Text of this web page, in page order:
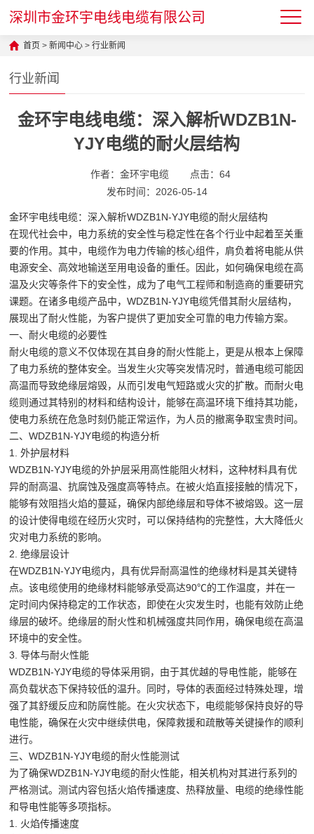
深圳市金环宇电线电缆有限公司
首页 >新闻中心 >行业新闻
行业新闻
金环宇电线电缆：深入解析WDZB1N-
YJY电缆的耐火层结构
作者：金环宇电缆 点击： 64
发布时间：2026-05-14
金环宇电线电缆：深入解析WDZB1N-YJY电缆的耐火层结构
在现代社会中，电力系统的安全性与稳定性在各个行业中起着至关重
要的作用。其中，电缆作为电力传输的核心组件，肩负着将电能从供
电源安全、高效地输送至用电设备的重任。因此，如何确保电缆在高
温及火灾等条件下的安全性，成为了电气工程师和制造商的重要研究
课题。在诸多电缆产品中，WDZB1N-YJY电缆凭借其耐火层结构，
展现出了耐火性能，为客户提供了更加安全可靠的电力传输方案。
一、耐火电缆的必要性
耐火电缆的意义不仅体现在其自身的耐火性能上，更是从根本上保障
了电力系统的整体安全。当发生火灾等突发情况时，普通电缆可能因
高温而导致绝缘层熔毁，从而引发电气短路或火灾的扩散。而耐火电
缆则通过其特别的材料和结构设计，能够在高温环境下维持其功能，
使电力系统在危急时刻仍能正常运作，为人员的撤离争取宝贵时间。
二、WDZB1N-YJY电缆的构造分析
1. 外护层材料
WDZB1N-YJY电缆的外护层采用高性能阻火材料，这种材料具有优
异的耐高温、抗腐蚀及强度高等特点。在被火焰直接接触的情况下，
能够有效阻挡火焰的蔓延，确保内部绝缘层和导体不被熔毁。这一层
的设计使得电缆在经历火灾时，可以保持结构的完整性，大大降低火
灾对电力系统的影响。
2. 绝缘层设计
在WDZB1N-YJY电缆内，具有优异耐高温性的绝缘材料是其关键特
点。该电缆使用的绝缘材料能够承受高达90℃的工作温度，并在一
定时间内保持稳定的工作状态，即使在火灾发生时，也能有效防止绝
缘层的破坏。绝缘层的耐火性和机械强度共同作用，确保电缆在高温
环境中的安全性。
3. 导体与耐火性能
WDZB1N-YJY电缆的导体采用铜，由于其优越的导电性能，能够在
高负载状态下保持较低的温升。同时，导体的表面经过特殊处理，增
强了其舒缓反应和防腐性能。在火灾状态下，电缆能够保持良好的导
电性能，确保在火灾中继续供电，保障救援和疏散等关键操作的顺利
进行。
三、WDZB1N-YJY电缆的耐火性能测试
为了确保WDZB1N-YJY电缆的耐火性能，相关机构对其进行系列的
严格测试。测试内容包括火焰传播速度、热释放量、电缆的绝缘性能
和导电性能等多项指标。
1. 火焰传播速度